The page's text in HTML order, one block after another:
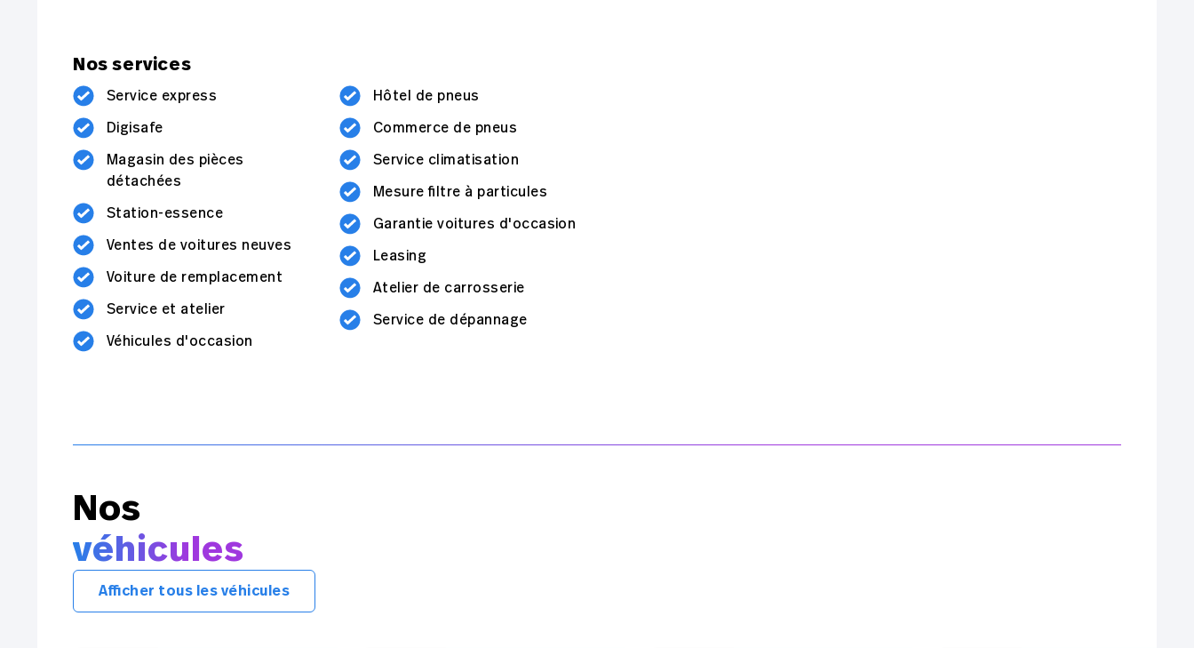
Nos services
Service express
Digisafe
Magasin des pièces
détachées
Station-essence
Ventes de voitures neuves
Voiture de remplacement
Service et atelier
Véhicules d'occasion
Hôtel de pneus
Commerce de pneus
Service climatisation
Mesure filtre à particules
Garantie voitures d'occasion
Leasing
Atelier de carrosserie
Service de dépannage
Nos
véhicules
Afficher tous les véhicules